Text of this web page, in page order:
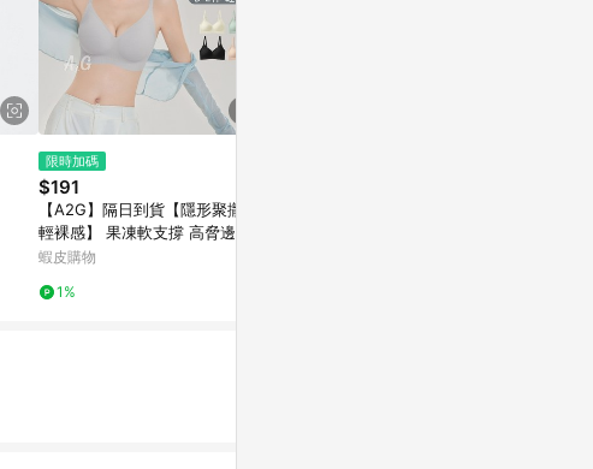
限時加碼
$191
【A2G】隔日到貨【隱形聚攏、
輕裸感】 果凍軟支撐 高脅邊 冰
涼完美包覆 無痕內衣 運動內衣
蝦皮購物
1%